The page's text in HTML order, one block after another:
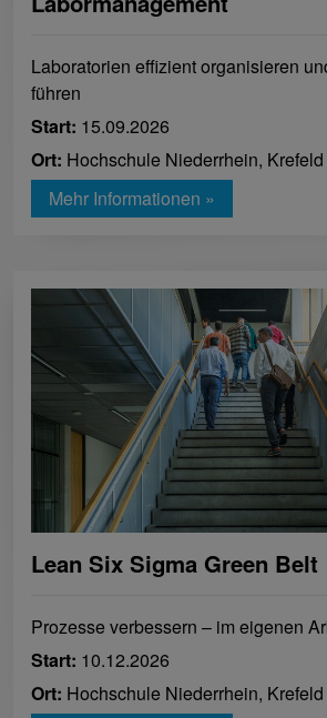
Laboratorien effizient organisieren
führen
Start: 15.09.2026
Ort: Hochschule Niederrhein, Krefeld
Mehr Informationen »
Lean Six Sigma Green Belt
Prozesse verbessern – im eigenen
Start: 10.12.2026
Ort: Hochschule Niederrhein, Krefeld